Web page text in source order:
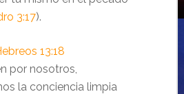
3:17).
13:18
por nosotros,
la conciencia limpia